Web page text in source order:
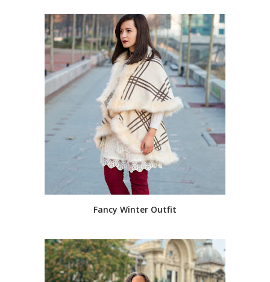
Fancy Winter Outfit